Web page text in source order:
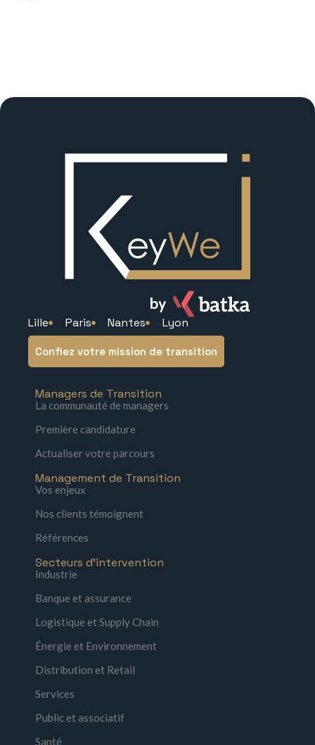
Lille Paris Nantes Lyon
Confiez votre mission de transition
Managers de Transition
La communauté de managers
Première candidature
Actualiser votre parcours
Management de Transition
Vos enjeux
Nos clients témoignent
Références
Secteurs d'intervention
Industrie
Banque et assurance
Logistique et Supply Chain
Énergie et Environnement
Distribution et Retail
Services
Public et associatif
Santé